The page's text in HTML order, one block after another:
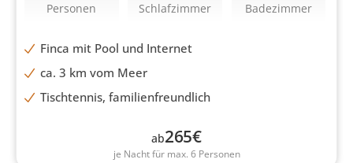
Personen Schlafzimmer Badezimmer
Finca mit Pool und Internet
ca. 3 km vom Meer
Tischtennis, familienfreundlich
ab265€
je Nacht für max. 6 Personen